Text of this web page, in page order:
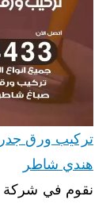
هندي شاطر
نقوم في شركة